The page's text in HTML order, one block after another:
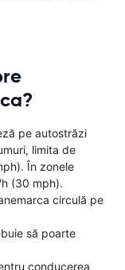
pe autostrăzi
limita de
În zonele
(30 mph).
circulă pe
să poarte
conducerea